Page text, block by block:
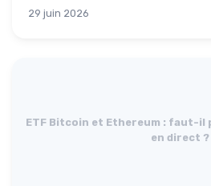
29 juin 2026
ETF Bitcoin et Ethereum : faut-il
en direct ?